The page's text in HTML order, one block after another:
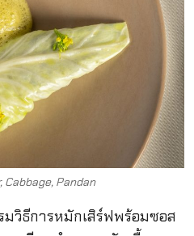
Cabbage, Pandan
วิธีการหมักเสิร์ฟพร้อมซอส